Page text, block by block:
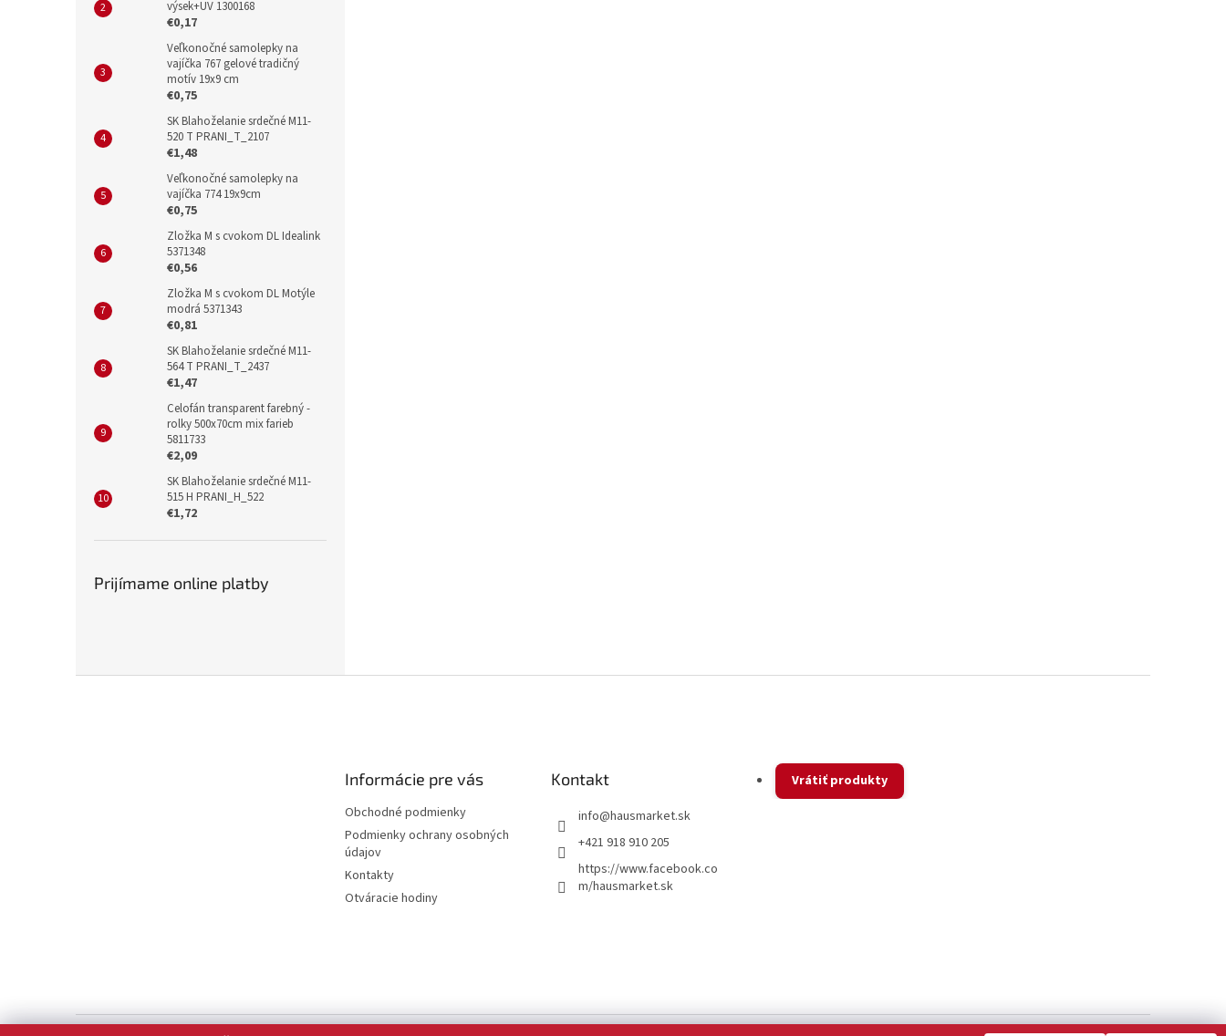
výsek+UV 1300168
€0,17
Veľkonočné samolepky na
vajíčka 767 gelové tradičný
motív 19x9 cm
€0,75
SK Blahoželanie srdečné M11-
520 T PRANI_T_2107
€1,48
Veľkonočné samolepky na
vajíčka 774 19x9cm
€0,75
Zložka M s cvokom DL Idealink
5371348
€0,56
Zložka M s cvokom DL Motýle
modrá 5371343
€0,81
SK Blahoželanie srdečné M11-
564 T PRANI_T_2437
€1,47
Celofán transparent farebný -
rolky 500x70cm mix farieb
5811733
€2,09
SK Blahoželanie srdečné M11-
515 H PRANI_H_522
€1,72
Prijímame online platby
Informácie pre vás
Obchodné podmienky
Podmienky ochrany osobných
údajov
Kontakty
Otváracie hodiny
Kontakt
info@hausmarket.sk
+421 918 910 205
https://www.facebook.co
m/hausmarket.sk
Vrátiť produkty